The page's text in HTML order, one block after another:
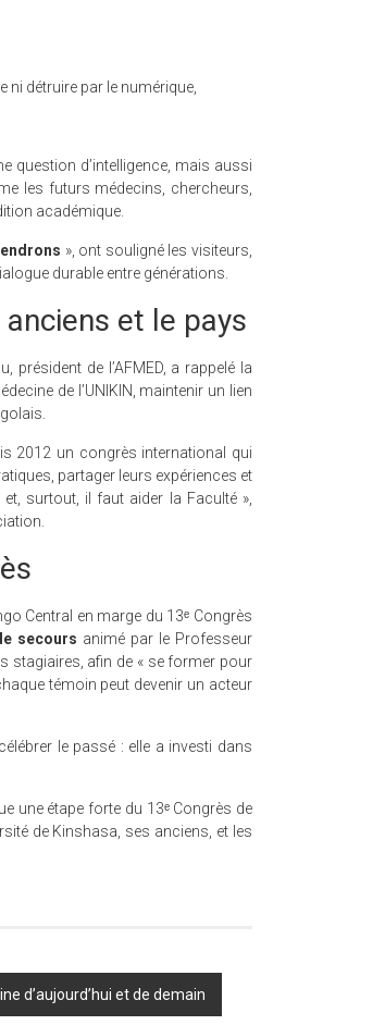
ni détruire par le numérique,
question d’intelligence, mais aussi
les futurs médecins, chercheurs,
académique.
», ont souligné les visiteurs,
durable entre générations.
et le pays
de l’AFMED, a rappelé la
de l’UNIKIN, maintenir un lien
2012 un congrès international qui
partager leurs expériences et
surtout, il faut aider la Faculté »,
Central en marge du 13ᵉ Congrès
secours animé par le Professeur
stagiaires, afin de « se former pour
témoin peut devenir un acteur
le passé : elle a investi dans
une étape forte du 13ᵉ Congrès de
de Kinshasa, ses anciens, et les
d’aujourd’hui et de demain